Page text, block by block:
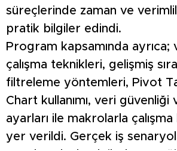
süreçlerinde zaman ve
pratik bilgiler edindi.
Program kapsamında ayrıca;
çalışma teknikleri, gelişmiş
filtreleme yöntemleri, Pivot
Chart kullanımı, veri güvenliği
ayarları ile makrolarla çalışma
yer verildi. Gerçek iş